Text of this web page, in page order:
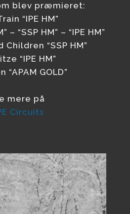
blev præmieret:
“IPE HM”
– “SSP HM” – “IPE HM”
Children “SSP HM”
“IPE HM”
“APAM GOLD”
mere på
Circuits